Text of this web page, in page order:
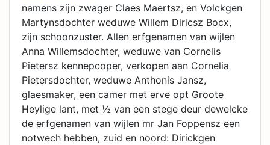
namens zijn zwager Claes Maertsz, en Volckgen
Martynsdochter weduwe Willem Diricsz Bocx,
zijn schoonzuster. Allen erfgenamen van wijlen
Anna Willemsdochter, weduwe van Cornelis
Pietersz kennepcoper, verkopen aan Cornelia
Pietersdochter, weduwe Anthonis Jansz,
glaesmaker, een camer met erve opt Groote
Heylige lant, met ½ van een stege deur dewelcke
de erfgenamen van wijlen mr Jan Foppensz een
notwech hebben, zuid en noord: Dirickgen